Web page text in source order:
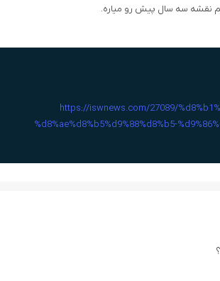
نقشه سه سال پیش رو میاره.
https://iswnews.com/27089/
%d8%ae%d8%b5%d9%88%d8%b5-